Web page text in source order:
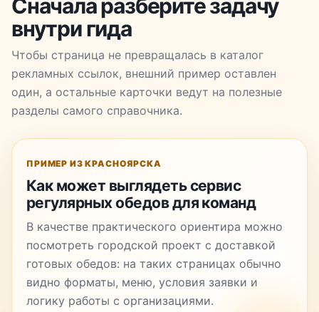
Сначала разберите задачу
внутри гида
Чтобы страница не превращалась в каталог
рекламных ссылок, внешний пример оставлен
один, а остальные карточки ведут на полезные
разделы самого справочника.
ПРИМЕР ИЗ КРАСНОЯРСКА
Как может выглядеть сервис
регулярных обедов для команд
В качестве практического ориентира можно
посмотреть городской проект с доставкой
готовых обедов: на таких страницах обычно
видно форматы, меню, условия заявки и
логику работы с организациями.